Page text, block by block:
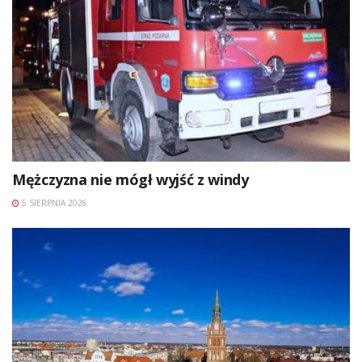
Mężczyzna nie mógł wyjść z windy
5 SIERPNIA 2026